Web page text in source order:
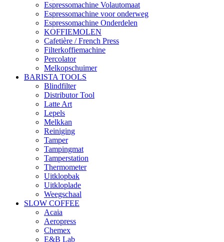
Espressomachine Volautomaat
Espressomachine voor onderweg
Espressomachine Onderdelen
KOFFIEMOLEN
Cafetière / French Press
Filterkoffiemachine
Percolator
Melkopschuimer
BARISTA TOOLS
Blindfilter
Distributor Tool
Latte Art
Lepels
Melkkan
Reiniging
Tamper
Tampingmat
Tamperstation
Thermometer
Uitklopbak
Uitkloplade
Weegschaal
SLOW COFFEE
Acaia
Aeropress
Chemex
E&B Lab